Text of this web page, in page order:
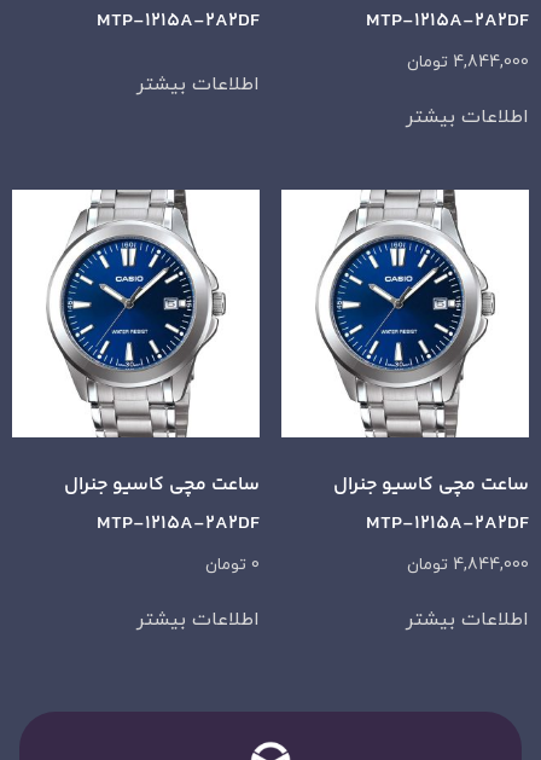
MTP-1215A-2A2DF
4,844,000 تومان
اطلاعات بیشتر
MTP-1215A-2A2DF
اطلاعات بیشتر
ساعت مچی کاسیو جنرال
MTP-1215A-2A2DF
4,844,000 تومان
اطلاعات بیشتر
ساعت مچی کاسیو جنرال
MTP-1215A-2A2DF
0 تومان
اطلاعات بیشتر